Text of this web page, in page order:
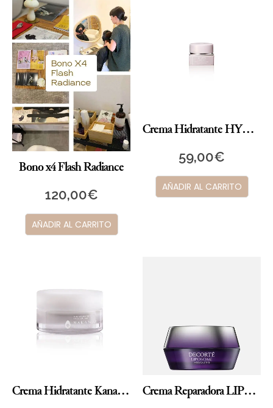
Bono x4 Flash Radiance
120,00€
AÑADIR AL CARRITO
Crema Hidratante HYDRA CLARITY
59,00€
AÑADIR AL CARRITO
Crema Hidratante Kanazawa Beauty Crema Reparadora LIPOSOMÉ Advanced